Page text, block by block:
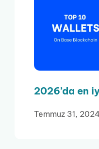
2026’da en
Temmuz 31,